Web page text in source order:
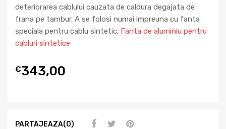
deteriorarea cablului cauzata de caldura degajata de
frana pe tambur. A se folosi numai impreuna cu fanta
speciala pentru cablu sintetic. Fanta de aluminiu pentru
cabluri sintetice
€343,00
PARTAJEAZA(0)